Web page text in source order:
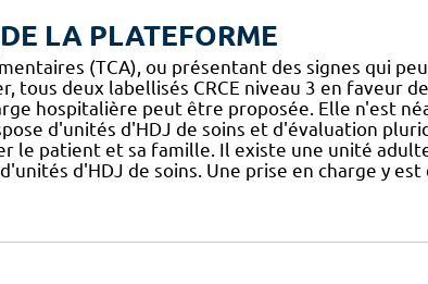
LA PLATEFORME
(TCA), ou présentant des signes qui
tous deux labellisés CRCE niveau 3 en faveur
hospitalière peut être proposée. Elle n'est
d'unités d'HDJ de soins et d'évaluation
le patient et sa famille. Il existe une unité
d'HDJ de soins. Une prise en charge y